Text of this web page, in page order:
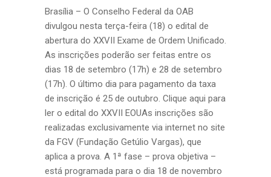
Brasília – O Conselho Federal da OAB
divulgou nesta terça-feira (18) o edital de
abertura do XXVII Exame de Ordem Unificado.
As inscrições poderão ser feitas entre os
dias 18 de setembro (17h) e 28 de setembro
(17h). O último dia para pagamento da taxa
de inscrição é 25 de outubro. Clique aqui para
ler o edital do XXVII EOUAs inscrições são
realizadas exclusivamente via internet no site
da FGV (Fundação Getúlio Vargas), que
aplica a prova. A 1ª fase – prova objetiva –
está programada para o dia 18 de novembro